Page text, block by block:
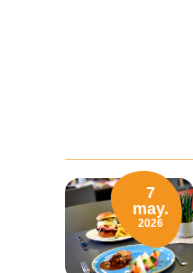
7
may.
2026